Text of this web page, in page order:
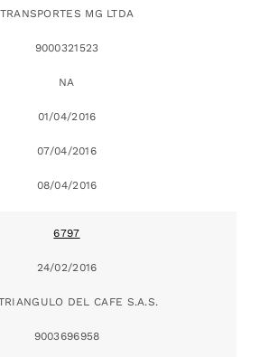
TRANSPORTES MG LTDA
9000321523
NA
01/04/2016
07/04/2016
08/04/2016
6797
24/02/2016
DEL CAFE S.A.S.
9003696958